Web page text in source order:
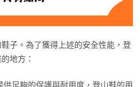
子。為了獲得上述的安全性能，登
地方：
供足夠的保護與耐用度，登山鞋的用